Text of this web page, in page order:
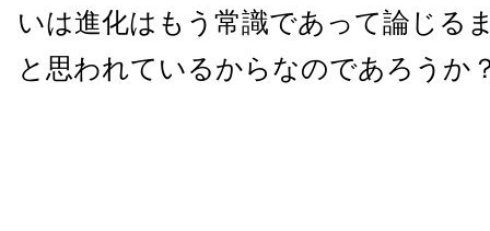
いは進化はもう常識であって論じる
と思われているからなのであろうか